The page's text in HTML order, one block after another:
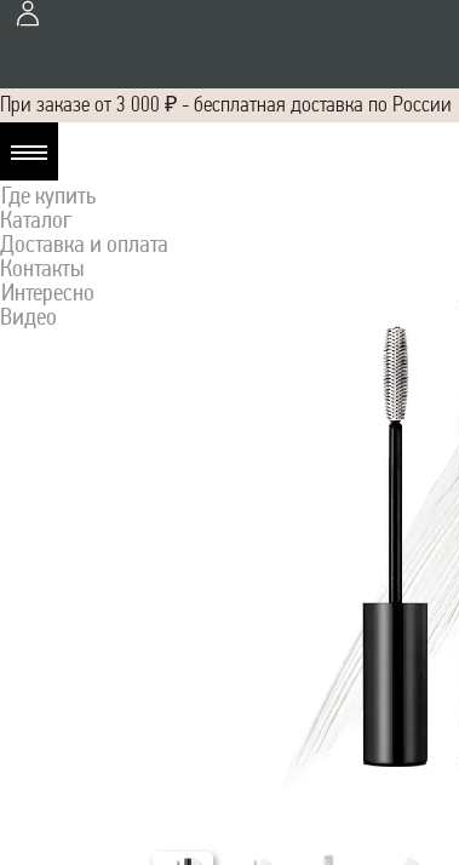
Где купить
Каталог
Доставка и оплата
Контакты
Интересно
Видео
При заказе от 3 000 ₽ - бесплатная доставка по России